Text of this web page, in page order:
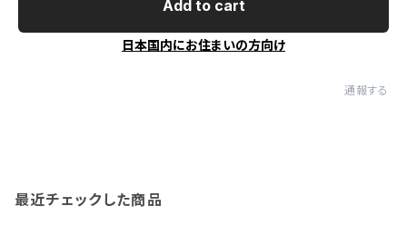
Add to cart
日本国内にお住まいの方向け
通報する
最近チェックした商品